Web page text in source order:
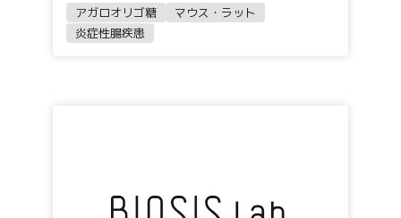
アガロオリゴ糖
マウス・ラット
炎症性腸疾患